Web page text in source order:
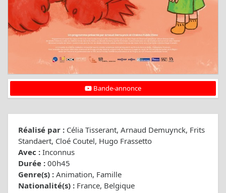
Bande-annonce
Réalisé par : Célia Tisserant, Arnaud Demuynck, Frits
Standaert, Cloé Coutel, Hugo Frassetto
Avec : Inconnus
Durée : 00h45
Genre(s) : Animation, Famille
Nationalité(s) : France, Belgique